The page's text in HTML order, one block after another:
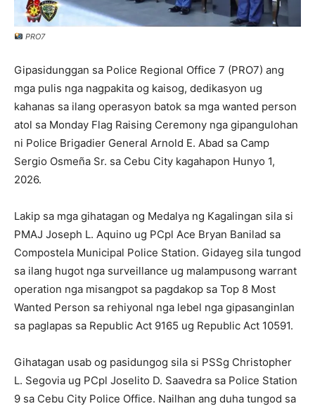
PRO7
Gipasidunggan sa Police Regional Office 7 (PRO7) ang
mga pulis nga nagpakita og kaisog, dedikasyon ug
kahanas sa ilang operasyon batok sa mga wanted person
atol sa Monday Flag Raising Ceremony nga gipangulohan
ni Police Brigadier General Arnold E. Abad sa Camp
Sergio Osmeña Sr. sa Cebu City kagahapon Hunyo 1,
2026.
Lakip sa mga gihatagan og Medalya ng Kagalingan sila si
PMAJ Joseph L. Aquino ug PCpl Ace Bryan Banilad sa
Compostela Municipal Police Station. Gidayeg sila tungod
sa ilang hugot nga surveillance ug malampusong warrant
operation nga misangpot sa pagdakop sa Top 8 Most
Wanted Person sa rehiyonal nga lebel nga gipasanginlan
sa paglapas sa Republic Act 9165 ug Republic Act 10591.
Gihatagan usab og pasidungog sila si PSSg Christopher
L. Segovia ug PCpl Joselito D. Saavedra sa Police Station
9 sa Cebu City Police Office. Nailhan ang duha tungod sa